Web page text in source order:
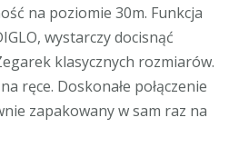
na poziomie 30m. Funkcja
wystarczy docisnąć
klasycznych rozmiarów.
ręce. Doskonałe połączenie
zapakowany w sam raz na